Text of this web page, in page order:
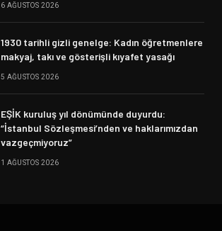
6 AĞUSTOS 2026
1930 tarihli gizli genelge: Kadın öğretmenlere
makyaj, takı ve gösterişli kıyafet yasağı
5 AĞUSTOS 2026
EŞİK kuruluş yıl dönümünde duyurdu:
“İstanbul Sözleşmesi’nden ve haklarımızdan
vazgeçmiyoruz”
1 AĞUSTOS 2026